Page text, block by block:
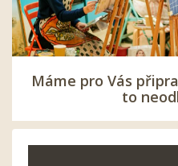
Máme pro Vás
to